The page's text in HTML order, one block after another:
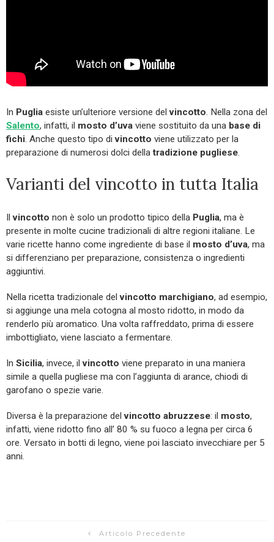
In Puglia esiste un’ulteriore versione delvincotto . Nella zona del
Salento, infatti, il mosto d’uva viene sostituito da una base di
fichi . Anche questo tipo divincotto viene utilizzato per la
preparazione di numerosi dolci dellatradizione pugliese
Varianti del vincotto in tutta Italia
Ilvincotto non è solo un prodotto tipico della Puglia, ma è
presente in molte cucine tradizionali di altre regioni italiane. Le
varie ricette hanno come ingrediente di base il mosto d’uva, ma
si differenziano per preparazione, consistenza o ingredienti
aggiuntivi.
Nella ricetta tradizionale delvincotto marchigiano, ad esempio,
si aggiunge una mela cotogna al mosto ridotto, in modo da
renderlo più aromatico. Una volta raffreddato, prima di essere
imbottigliato, viene lasciato a fermentare.
In Sicilia, invece, ilvincotto viene preparato in una maniera
simile a quella pugliese ma con l’aggiunta di arance, chiodi di
garofano o spezie varie.
Diversa è la preparazione delvincotto abruzzese: il mosto,
infatti, viene ridotto fino all’ 80 % su fuoco a legna per circa 6
ore. Versato in botti di legno, viene poi lasciato invecchiare per 5
anni.
Articolo Precedente